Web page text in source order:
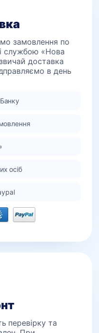
замовлення по
службою «Нова
доставка
в день
осіб
перевірку та